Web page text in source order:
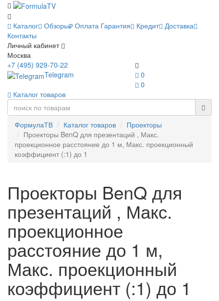
Каталог Обзоры Оплата Гарантия Кредит Доставка
Контакты
Личный кабинет
Москва
0
0
+7 (495) 929-70-22
Telegram
Каталог товаров
ФормулаТВ Каталог товаров
Проекторы
Проекторы BenQ для презентаций , Макс.
проекционное расстояние до 1 м, Макс. проекционный
коэффициент (:1) до 1
Проекторы BenQ для
презентаций , Макс.
проекционное
расстояние до 1 м,
Макс. проекционный
коэффициент (:1) до 1